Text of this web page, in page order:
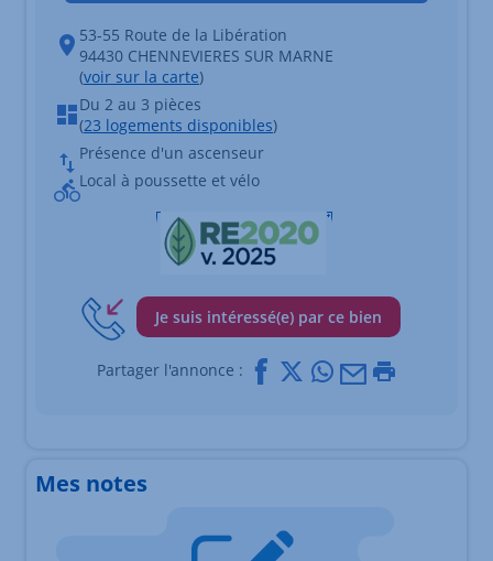
53-55 Route de la Libération
94430 CHENNEVIERES SUR MARNE
(voir sur la carte)
Du 2 au 3 pièces
(23 logements disponibles)
Présence d'un ascenseur
Local à poussette et vélo
Je suis intéressé(e) par ce bien
Partager l'annonce : Facebook
X Whatsapp
Mail
Mes notes